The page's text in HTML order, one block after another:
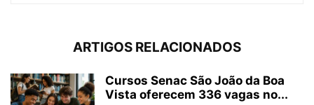
ARTIGOS RELACIONADOS
Cursos Senac São João da Boa
Vista oferecem 336 vagas no...